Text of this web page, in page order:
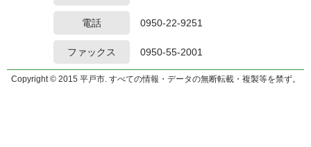
電話 0950-22-9251
ファックス 0950-55-2001
Copyright © 2015 平戸市. すべての情報・データの無断転載・複製等を禁ず。